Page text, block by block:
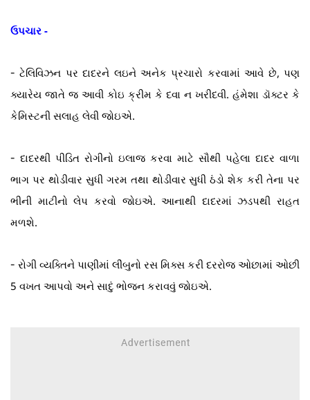
ઉપચાર -
-ટેલિવિઝન પર દાદરને લઇને અનેક પ્રચારો કરવામાં આવે છે, પણ
ક્યારેય જાતે જ આવી કોઇ ક્રીમ કે દવા ન ખરીદવી. હંમેશા ડૉક્ટર કે
કેમિસ્ટની સલાહ લેવી જોઇએ.
- દાદરથી પીડિત રોગીનો ઇલાજ કરવા માટે સૌથી પહેલા દાદર વાળા
ભાગ પર થોડીવાર સુધી ગરમ તથા થોડીવાર સુધી ઠંડો શેક કરી તેના પર
ભીની માટીનો લેપ કરવો જોઇએ. આનાથી દાદરમાં ઝડપથી રાહત
મળશે.
- રોગી વ્યક્તિને પાણીમાં લીંબુનો રસ મિક્સ કરી દરરોજ ઓછામાં ઓછી
5 વખત આપવો અને સાદું ભોજન કરાવવું જોઇએ.